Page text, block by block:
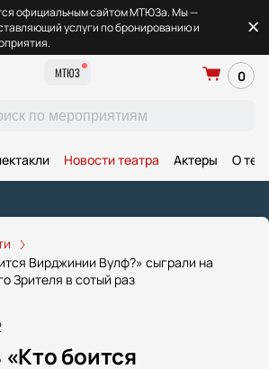
официальным сайтом МТЮЗа. Мы —
услуги по бронированию и
МТЮЗ
0
Новости театра Актеры О
Вирджинии Вулф?» сыграли на
Зрителя в сотый раз
боится